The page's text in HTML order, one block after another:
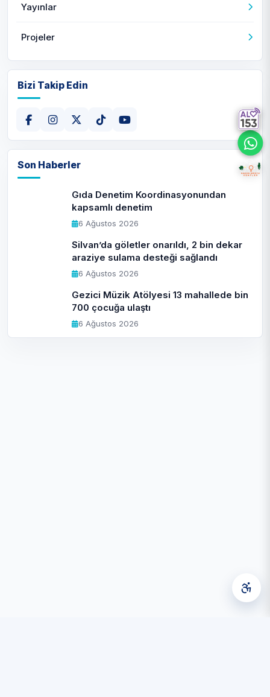
Yayınlar
Projeler
Bizi Takip Edin
Son Haberler
Gıda Denetim Koordinasyonundan
kapsamlı denetim
6 Ağustos 2026
Silvan’da göletler onarıldı, 2 bin dekar
araziye sulama desteği sağlandı
6 Ağustos 2026
Gezici Müzik Atölyesi 13 mahallede bin
700 çocuğa ulaştı
6 Ağustos 2026